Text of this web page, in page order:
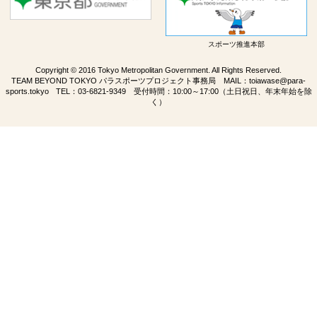
スポーツ推進本部
Copyright © 2016 Tokyo Metropolitan Government. All Rights Reserved.
TEAM BEYOND TOKYO パラスポーツプロジェクト事務局 MAIL： toiawase@para-
sports.tokyoTEL： 03-6821-9349受付時間：10:00～17:00（土日祝日、年末年始を除
く）